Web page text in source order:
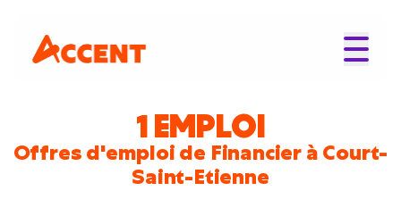
1 EMPLOI
Offres d'emploi de Financier à Court-
Saint-Etienne